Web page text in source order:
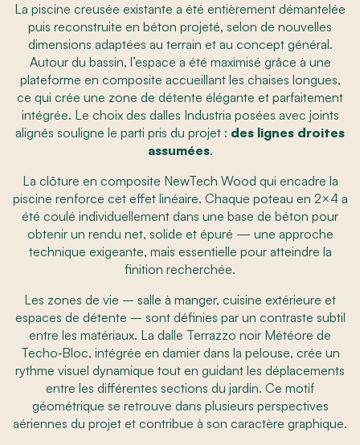
La piscine creusée existante a été entièrement démantelée
puis reconstruite en béton projeté, selon de nouvelles
dimensions adaptées au terrain et au concept général.
Autour du bassin, l’espace a été maximisé grâce à une
plateforme en composite accueillant les chaises longues,
ce qui crée une zone de détente élégante et parfaitement
intégrée. Le choix des dalles Industria posées avec joints
alignés souligne le parti pris du projet : des lignes droites
assumées.
La clôture en composite NewTech Wood qui encadre la
piscine renforce cet effet linéaire. Chaque poteau en 2×4 a
été coulé individuellement dans une base de béton pour
obtenir un rendu net, solide et épuré — une approche
technique exigeante, mais essentielle pour atteindre la
finition recherchée.
Les zones de vie – salle à manger, cuisine extérieure et
espaces de détente – sont définies par un contraste subtil
entre les matériaux. La dalle Terrazzo noir Météore de
Techo‑Bloc, intégrée en damier dans la pelouse, crée un
rythme visuel dynamique tout en guidant les déplacements
entre les différentes sections du jardin. Ce motif
géométrique se retrouve dans plusieurs perspectives
aériennes du projet et contribue à son caractère graphique.